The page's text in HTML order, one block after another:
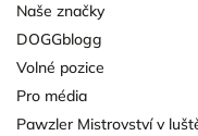
Naše značky
DOGGblogg
Volné pozice
Pro média
Pawzler Mistrovství v